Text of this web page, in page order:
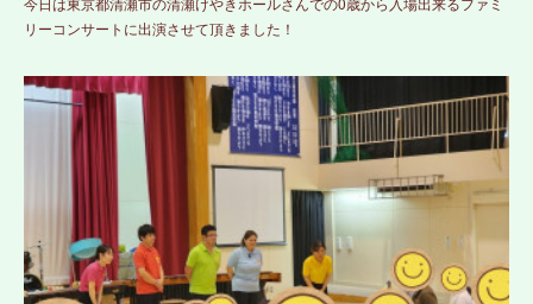
リーコンサートに出演させて頂きました！